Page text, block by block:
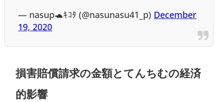
— nasup🐢ｷｺﾀ (@nasunasu41_p) December
19, 2020
損害賠償請求の金額とてんちむの経済
的影響